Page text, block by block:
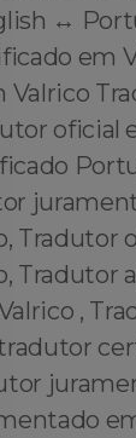
↔️
em
Valrico
oficial
Tradutor
Tradutor
,